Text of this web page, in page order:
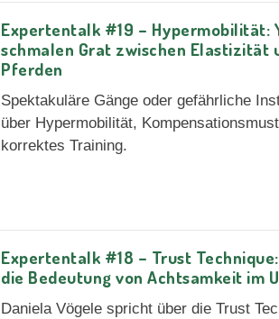
Expertentalk #19 – Hypermobilität:
schmalen Grat zwischen Elastizität
Pferden
Spektakuläre Gänge oder gefährliche
über Hypermobilität,
korrektes Training.
Expertentalk #18 – Trust
die Bedeutung von Achtsamkeit im
Daniela Vögele spricht über die Trust